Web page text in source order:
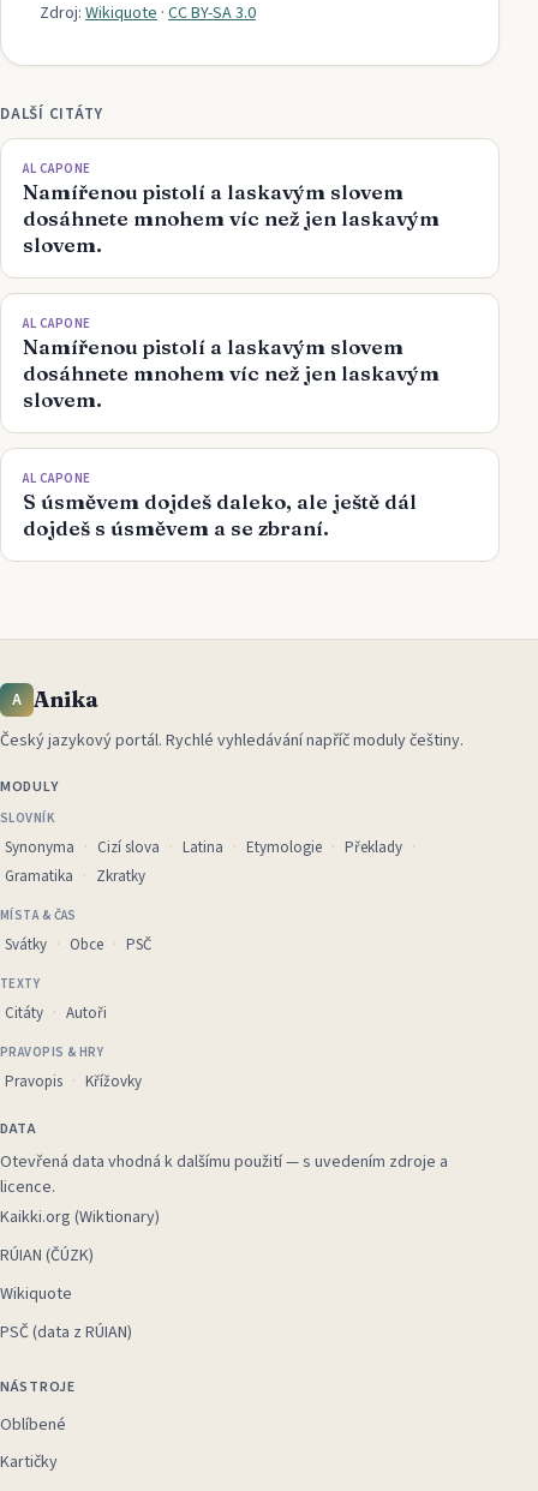
Zdroj: Wikiquote · CC BY-SA 3.0
DALŠÍ CITÁTY
AL CAPONE
Namířenou pistolí a laskavým slovem
dosáhnete mnohem víc než jen laskavým
slovem.
AL CAPONE
Namířenou pistolí a laskavým slovem
dosáhnete mnohem víc než jen laskavým
slovem.
AL CAPONE
S úsměvem dojdeš daleko, ale ještě dál
dojdeš s úsměvem a se zbraní.
A Anika
Český jazykový portál. Rychlé vyhledávání napříč moduly češtiny.
MODULY
SLOVNÍK
Synonyma Cizí slova Latina Etymologie
Překlady
Gramatika
Zkratky
MÍSTA & ČAS
Svátky Obce PSČ
TEXTY
Citáty Autoři
PRAVOPIS & HRY
Pravopis Křížovky
DATA
Otevřená data vhodná k dalšímu použití — s uvedením zdroje a
licence.
Kaikki.org (Wiktionary)
RÚIAN (ČÚZK)
Wikiquote
PSČ (data z RÚIAN)
NÁSTROJE
Oblíbené
Kartičky